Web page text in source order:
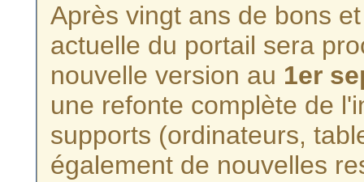
Après vingt ans de bons
actuelle du portail sera
nouvelle version au 1er
une refonte complète de
supports (ordinateurs,
également de nouvelles